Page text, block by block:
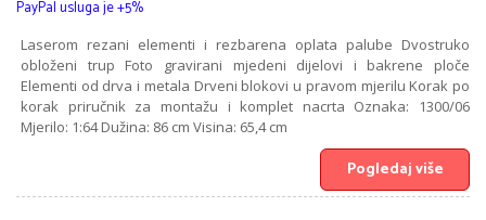
PayPal usluga je +5%
Laserom rezani elementi i rezbarena oplata palube Dvostruko
obloženi trup Foto gravirani mjedeni dijelovi i bakrene ploče
Elementi od drva i metala Drveni blokovi u pravom mjerilu Korak po
korak priručnik za montažu i komplet nacrta Oznaka: 1300/06
Mjerilo: 1:64 Dužina: 86 cm Visina: 65,4 cm
Pogledaj više